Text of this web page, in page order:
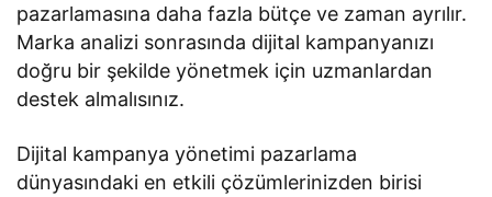
pazarlamasına daha fazla bütçe ve zaman ayrılır.
Marka analizi sonrasında dijital kampanyanızı
doğru bir şekilde yönetmek için uzmanlardan
destek almalısınız.
Dijital kampanya yönetimi pazarlama
dünyasındaki en etkili çözümlerinizden birisi